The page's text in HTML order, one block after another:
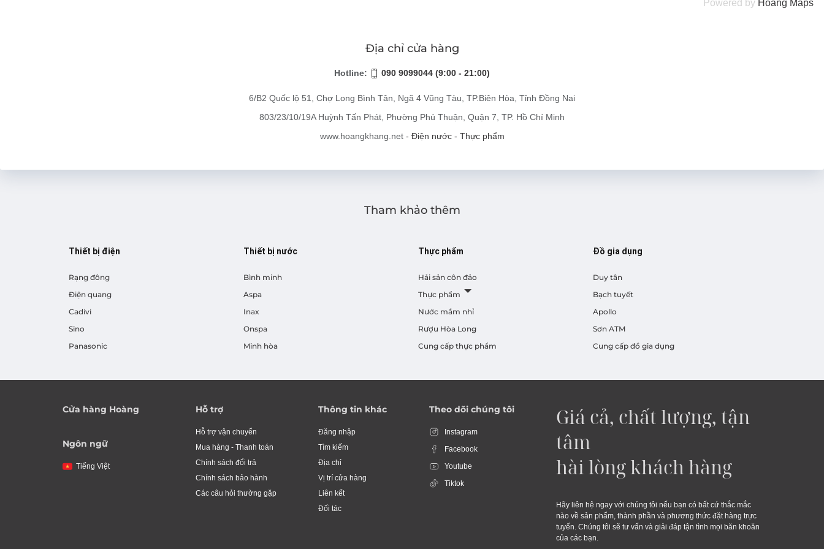
Powered by Hoang Maps
Địa chỉ cửa hàng
Hotline: 090 9099044 (9:00 - 21:00)
6/B2 Quốc lộ 51, Chợ Long Bình Tân, Ngã 4 Vũng Tàu, TP.Biên Hòa, Tỉnh Đồng Nai
803/23/10/19A Huỳnh Tấn Phát, Phường Phú Thuận, Quận 7, TP. Hồ Chí Minh
www.hoangkhang.net - Điện nước - Thực phẩm
Tham khảo thêm
Thiết bị điện
Rạng đông
Điện quang
Cadivi
Sino
Panasonic
Thiết bị nước
Bình minh
Aspa
Inax
Onspa
Minh hòa
Thực phẩm
Hải sản côn đảo
Thực phẩm
Nước mắm nhỉ
Rượu Hòa Long
Cung cấp thực phẩm
Đồ gia dụng
Duy tân
Bạch tuyết
Apollo
Sơn ATM
Cung cấp đồ gia dụng
Cửa hàng Hoàng
Ngôn ngữ
Tiếng Việt
Hỗ trợ
Hỗ trợ vận chuyển
Mua hàng - Thanh toán
Chính sách đổi trả
Chính sách bảo hành
Các câu hỏi thường gặp
Thông tin khác
Đăng nhập
Tìm kiếm
Địa chỉ
Vị trí cửa hàng
Liên kết
Đối tác
Theo dõi chúng tôi
Instagram
Facebook
Youtube
Tiktok
Giá cả, chất lượng, tận
tâm
hài lòng khách hàng
Hãy liên hệ ngay với chúng tôi nếu bạn có bất cứ thắc mắc
nào về sản phẩm, thành phần và phương thức đặt hàng trực
tuyến. Chúng tôi sẽ tư vấn và giải đáp tận tình mọi băn khoăn
của các bạn.